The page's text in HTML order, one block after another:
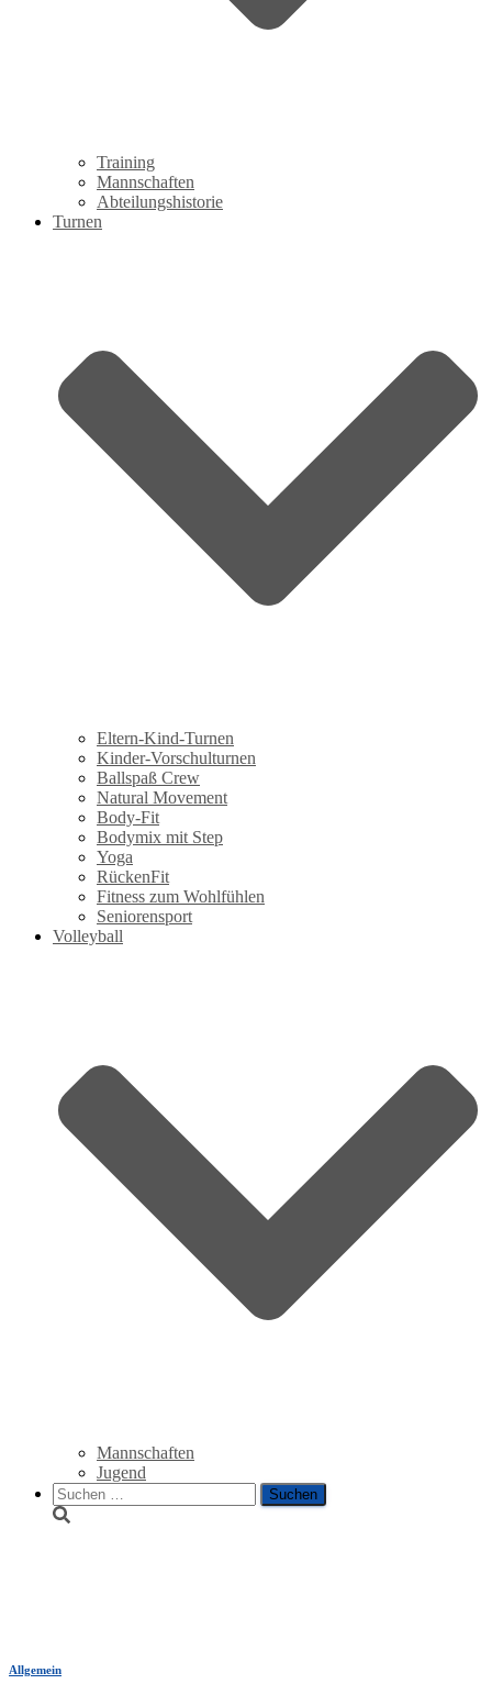
Training
Mannschaften
Abteilungshistorie
Turnen
Eltern-Kind-Turnen
Kinder-Vorschulturnen
Ballspaß Crew
Natural Movement
Body-Fit
Bodymix mit Step
Yoga
RückenFit
Fitness zum Wohlfühlen
Seniorensport
Volleyball
Mannschaften
Jugend
Suche
nach:
Allgemein